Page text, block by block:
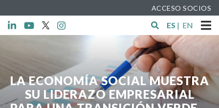
ACCESO SOCIOS
ES | EN
LA ECONOMÍA SOCIAL MUESTRA
SU LIDERAZO EMPRESARIAL